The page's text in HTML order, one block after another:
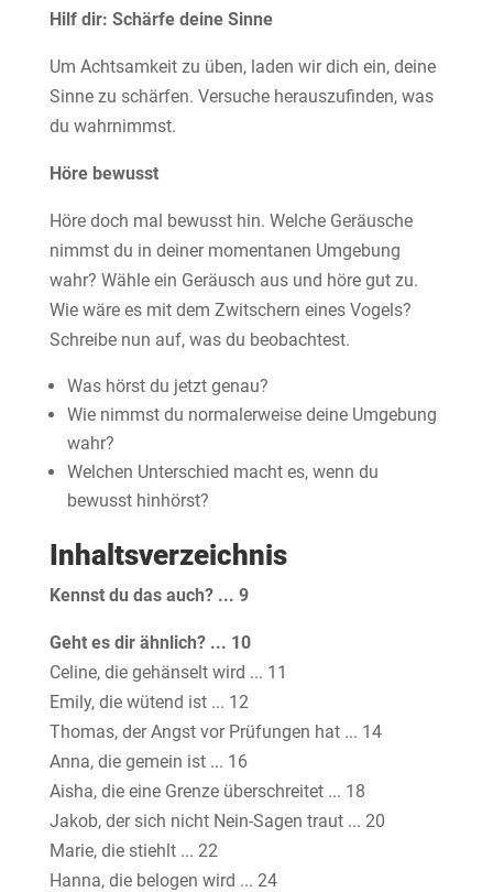
Hilf dir: Schärfe deine Sinne
Um Achtsamkeit zu üben, laden wir dich ein, deine
Sinne zu schärfen. Versuche herauszufinden, was
du wahrnimmst.
Höre bewusst
Höre doch mal bewusst hin. Welche Geräusche
nimmst du in deiner momentanen Umgebung
wahr? Wähle ein Geräusch aus und höre gut zu.
Wie wäre es mit dem Zwitschern eines Vogels?
Schreibe nun auf, was du beobachtest.
Was hörst du jetzt genau?
Wie nimmst du normalerweise deine Umgebung
wahr?
Welchen Unterschied macht es, wenn du
bewusst hinhörst?
Inhaltsverzeichnis
Kennst du das auch? ... 9
Geht es dir ähnlich? ... 10
Celine, die gehänselt wird ... 11
Emily, die wütend ist ... 12
Thomas, der Angst vor Prüfungen hat ... 14
Anna, die gemein ist ... 16
Aisha, die eine Grenze überschreitet ... 18
Jakob, der sich nicht Nein-Sagen traut ... 20
Marie, die stiehlt ... 22
Hanna, die belogen wird ... 24